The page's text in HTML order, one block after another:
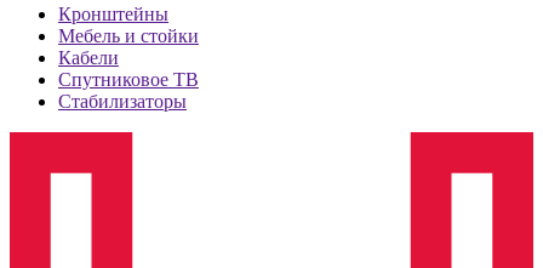
Кронштейны
Мебель и стойки
Кабели
Спутниковое ТВ
Стабилизаторы